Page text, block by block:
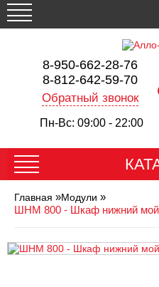
8-950-662-28-76
8-812-642-59-70
Обратный звонок
Пн-Вс: 09:00 - 22:00
Главная »Модули »
ШНМ 800 - Шкаф нижний